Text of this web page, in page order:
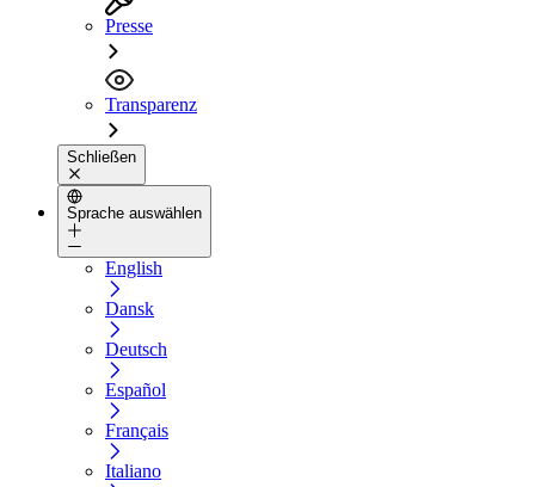
Presse
Transparenz
Schließen
Sprache auswählen
English
Dansk
Deutsch
Español
Français
Italiano